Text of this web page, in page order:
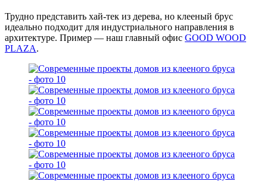
Трудно представить хай-тек из дерева, но клееный брус
идеально подходит для индустриального направления в
архитектуре. Пример — наш главный офис GOOD WOOD
PLAZA.